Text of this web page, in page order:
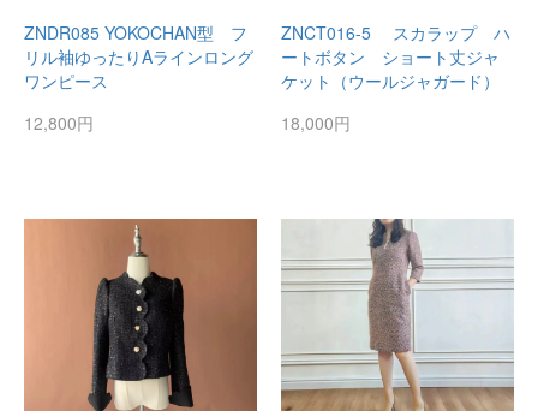
ZNDR085 YOKOCHAN型 フ
リル袖ゆったりAラインロング
ワンピース
12,800円
ZNCT016-5 スカラップ ハ
ートボタン ショート丈ジャ
ケット（ウールジャガード）
18,000円